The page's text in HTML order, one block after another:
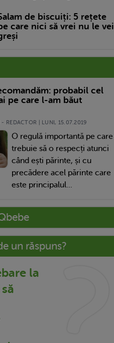
de biscuiți: 5 rețete
care nici să vrei nu le vei
probabil cel
pe care l-am băut
- REDACTOR | LUNI, 15.07.2019
O regulă importantă pe care
trebuie să o respecți atunci
când ești părinte, și cu
precădere acel părinte care
este principalul...
un răspuns?
la